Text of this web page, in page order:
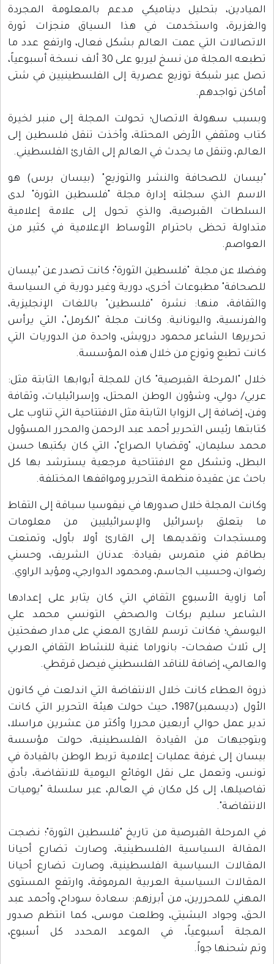
الميادين، بتحليل ديناميكي مدعم بالمعلومة المجردة
والغزيرة، واستخدمت في هذا السياق منجزات ثورة
الاتصالات التي عمت العالم بشكل فعال، وارتفع عدد ما
تطبعه المجلة من نسخ ليربو على 30 ألف نسخة أسبوعياً،
تصل عبر شبكة توزيع عصرية إلى الفلسطينيين في شتى
أماكن تواجدهم.
وبسبب سهولة الاتصال؛ تحولت المجلة إلى منبر لخيرة
كتاب ومثقفي الأرض المحتلة، وأخذت تنقل فلسطين إلى
العالم، وتنقل ما يحدث في العالم إلى القارئ الفلسطيني.
"بيسان للصحافة والنشر والتوزيع" (بيسان برس) هو
الاسم الذي سجلته إدارة مجلة "فلسطين الثورة" لدى
السلطات القبرصية، والذي تحول إلى علامة إعلامية
متداولة تحظى باحترام الأوساط الإعلامية في كثير من
العواصم.
وفضلا عن مجلة "فلسطين الثورة"؛ كانت تصدر عن "بيسان
للصحافة" مطبوعات أخرى، دورية وغير دورية في السياسة
والثقافة، منها: نشرة "فلسطين" باللغات الإنجليزية،
والفرنسية، واليونانية. وكانت مجلة "الكرمل"، التي يرأس
تحريرها الشاعر محمود درويش، واحدة من الدوريات التي
كانت تطبع وتوزع من خلال هذه المؤسسة.
خلال "المرحلة القبرصية" كان للمجلة أبوابها الثابتة مثل:
عربي/ دولي، وشؤون الوطن المحتل، وإسرائيليات، وثقافة
وفن، إضافة إلى الزوايا الثابتة مثل الافتتاحية التي تناوب على
كتابتها رئيس التحرير أحمد عبد الرحمن والمحرر المسؤول
محمد سليمان، "وقضايا الصراع"، التي كان يكتبها حسن
البطل، وتشكل مع الافتتاحية مرجعية يسترشد بها كل
باحث عن عقيدة منظمة التحرير ومواقفها المختلفة.
وكانت المجلة خلال صدورها في نيقوسيا سباقة إلى التقاط
ما يتعلق بإسرائيل والإسرائيليين من معلومات
ومستجدات وتقديمها إلى القارئ أولا بأول، وتمتعت
بطاقم فني متمرس بقيادة: عدنان الشريف، وحسني
رضوان، وحسيب الجاسم، ومحمود الدوارجي، ومؤيد الراوي.
أما زاوية الأسبوع الثقافي التي كان يثابر على إعدادها
الشاعر سليم بركات والصحفي التونسي محمد علي
اليوسفي؛ فكانت ترسم للقارئ المعني على مدار صفحتين
إلى ثلاث صفحات- بانوراما غنية للنشاط الثقافي العربي
والعالمي، إضافة للناقد الفلسطيني فيصل قرقطي.
ذروة العطاء كانت خلال الانتفاضة التي اندلعت في كانون
الأول (ديسمبر)1987، حيث حولت هيئة التحرير التي كانت
تدير عمل حوالي أربعين محررا وأكثر من عشرين مراسلا،
وبتوجيهات من القيادة الفلسطينية، حولت مؤسسة
بيسان إلى غرفة عمليات إعلامية تربط الوطن بالقيادة في
تونس، وتعمل على نقل الوقائع اليومية للانتفاضة، بأدق
تفاصيلها، إلى كل مكان في العالم، عبر سلسلة "يوميات
الانتفاضة".
في المرحلة القبرصية من تاريخ "فلسطين الثورة"؛ نضجت
المقالة السياسية الفلسطينية، وصارت تضارع أحيانا
المقالات السياسية الفلسطينية، وصارت تضارع أحيانا
المقالات السياسية العربية المرموقة، وارتفع المستوى
المهني للمحررين، من أبرزهم: سعادة سوداح، وأحمد عبد
الحق، وجواد البشيتي، وطلعت موسى، كما انتظم صدور
المجلة أسبوعياً، في الموعد المحدد كل أسبوع،
وتم شحنها جواً.